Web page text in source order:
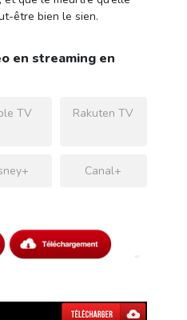
être bien le sien.
en streaming en
TV Rakuten TV
Canal+